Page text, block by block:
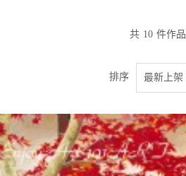
共 10 件作品
排序 最新上架